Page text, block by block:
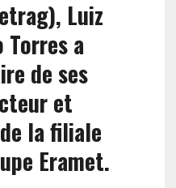
Luiz
Torres a
de ses
et
la filiale
Eramet.